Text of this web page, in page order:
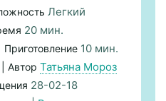
Легкий
20 мин.
| Приготовление 10 мин.
Автор Татьяна Мороз
28-02-18